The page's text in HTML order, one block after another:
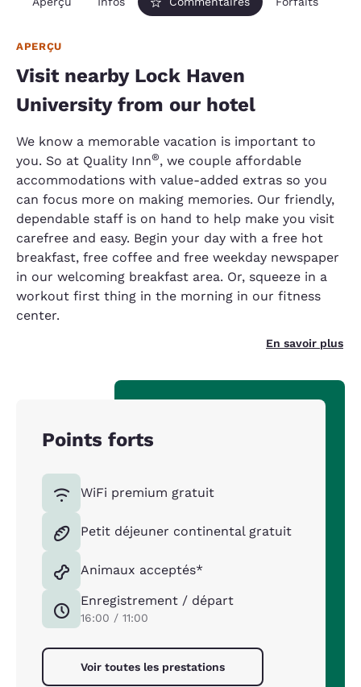
APERÇU
Visit nearby Lock Haven
University from our hotel
We know a memorable vacation is important to
you. So at Quality Inn®, we couple affordable
accommodations with value-added extras so you
can focus more on making memories. Our friendly,
dependable staff is on hand to help make you visit
carefree and easy. Begin your day with a free hot
breakfast, free coffee and free weekday newspaper
in our welcoming breakfast area. Or, squeeze in a
workout first thing in the morning in our fitness
center.
En savoir plus
Points forts
WiFi premium gratuit
Petit déjeuner continental gratuit
Animaux acceptés*
Enregistrement / départ
16:00 / 11:00
Voir toutes les prestations